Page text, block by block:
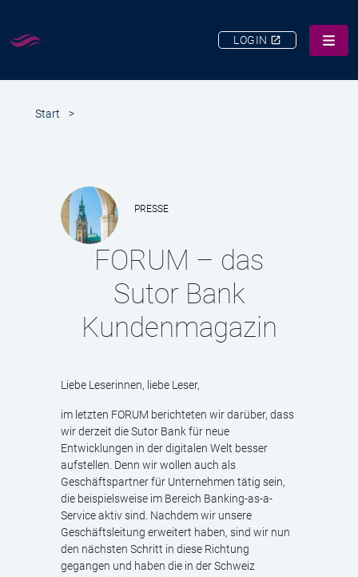
KONTAKT
LOGIN
Start >
PRESSE
FORUM – das
Sutor Bank
Kundenmagazin
Liebe Leserinnen, liebe Leser,
im letzten FORUM berichteten wir darüber, dass
wir derzeit die Sutor Bank für neue
Entwicklungen in der digitalen Welt besser
aufstellen. Denn wir wollen auch als
Geschäftspartner für Unternehmen tätig sein,
die beispielsweise im Bereich Banking-as-a-
Service aktiv sind. Nachdem wir unsere
Geschäftsleitung erweitert haben, sind wir nun
den nächsten Schritt in diese Richtung
gegangen und haben die in der Schweiz